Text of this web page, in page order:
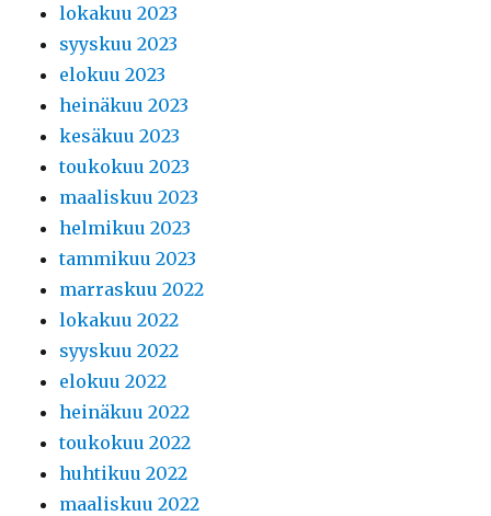
lokakuu 2023
syyskuu 2023
elokuu 2023
heinäkuu 2023
kesäkuu 2023
toukokuu 2023
maaliskuu 2023
helmikuu 2023
tammikuu 2023
marraskuu 2022
lokakuu 2022
syyskuu 2022
elokuu 2022
heinäkuu 2022
toukokuu 2022
huhtikuu 2022
maaliskuu 2022